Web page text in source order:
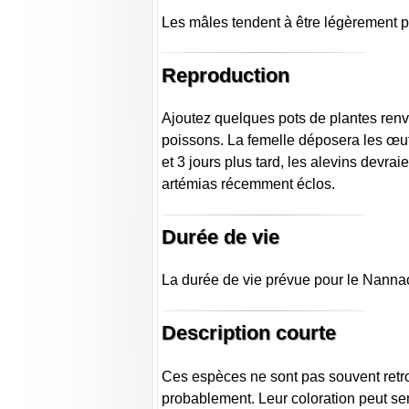
Les mâles tendent à être légèrement
Reproduction
Ajoutez quelques pots de plantes
poissons. La femelle déposera les
et 3 jours plus tard, les alevins
artémias récemment éclos.
Durée de vie
La durée de vie prévue pour le
Description courte
Ces espèces ne sont pas souvent
probablement. Leur coloration peut